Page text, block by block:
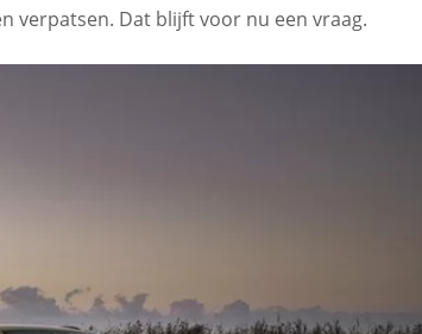
verpatsen. Dat blijft voor nu een vraag.